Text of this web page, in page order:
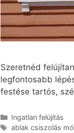
Szeretnéd
legfontosabb
festése tartós,
Kategória
Ingatlan felújítás
Címkék
ablak csiszolás